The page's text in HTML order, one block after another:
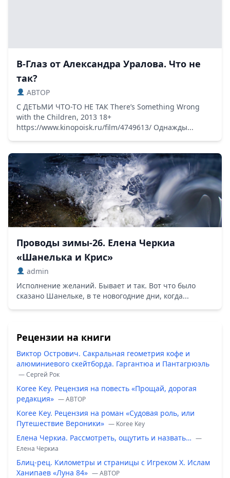
В-Глаз от Александра Уралова. Что не
так?
ABTOP
С ДЕТЬМИ ЧТО-ТО НЕ ТАК There’s Something Wrong
with the Children, 2013 18+
https://www.kinopoisk.ru/film/4749613/ Однажды...
Проводы зимы-26. Елена Черкиа
«Шанелька и Крис»
admin
Исполнение желаний. Бывает и так. Вот что было
сказано Шанельке, в те новогодние дни, когда...
Рецензии на книги
Виктор Острович. Сакральная геометрия кофе и
алюминиевого скейтборда. Гаргантюа и Пантагрюэль
— Сергей Рок
Koree Key. Рецензия на повесть «Прощай, дорогая
редакция» — ABTOP
Koree Key. Рецензия на роман «Судовая роль, или
Путешествие Вероники» — Koree Key
Елена Черкиа. Рассмотреть, ощутить и назвать… —
Елена Черкиа
Блиц-рец. Километры и страницы с Игреком Х. Ислам
Ханипаев «Луна 84» — ABTOP